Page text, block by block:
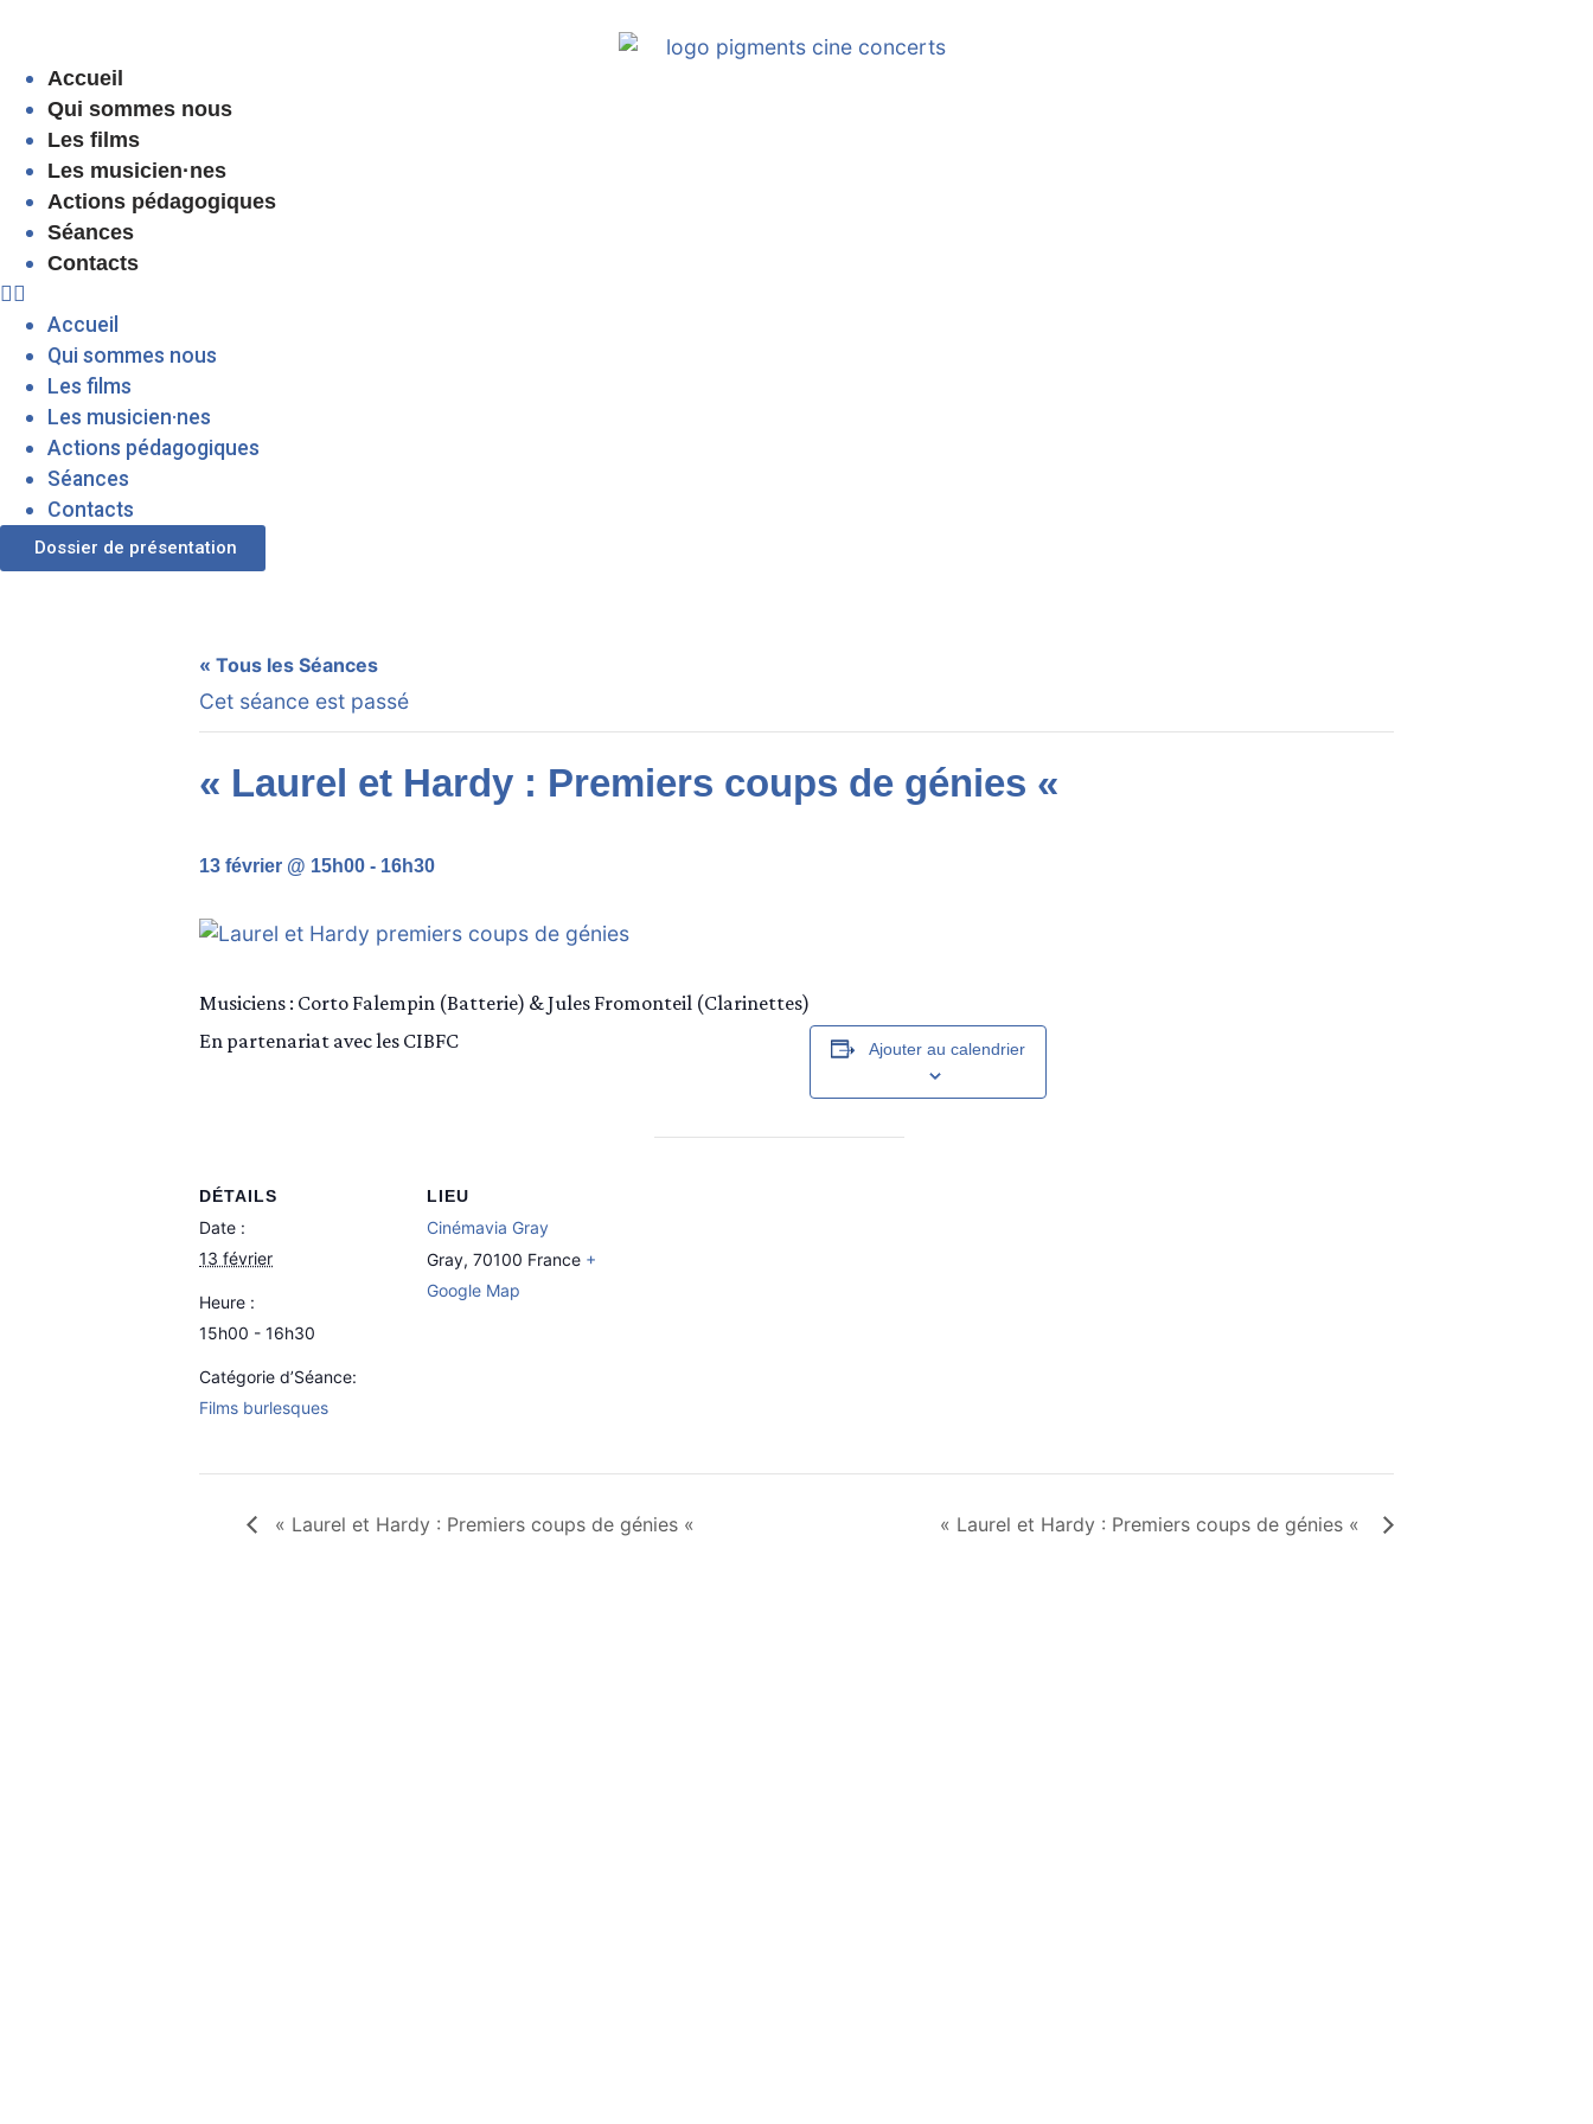
Accueil
Qui sommes nous
Les films
Les musicien·nes
Actions pédagogiques
Séances
Contacts
Accueil
Qui sommes nous
Les films
Les musicien·nes
Actions pédagogiques
Séances
Contacts
Dossier de présentation
« Tous les Séances
Cet séance est passé
« Laurel et Hardy : Premiers coups de génies «
13 février @ 15h00 - 16h30
Musiciens : Corto Falempin (Batterie) & Jules Fromonteil (Clarinettes)
En partenariat avec les CIBFC
Ajouter au calendrier
DÉTAILS
Date :
13 février
Heure :
15h00 - 16h30
Catégorie d’Séance:
Films burlesques
LIEU
Cinémavia Gray
Gray, 70100 France +
Google Map
« Laurel et Hardy : Premiers coups de génies « « Laurel et Hardy : Premiers coups de génies «